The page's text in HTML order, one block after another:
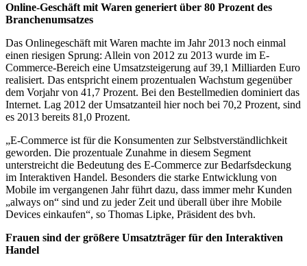
Online-Geschäft mit Waren generiert über 80 Prozent des
Branchenumsatzes
Das Onlinegeschäft mit Waren machte im Jahr 2013 noch einmal
einen riesigen Sprung: Allein von 2012 zu 2013 wurde im E-
Commerce-Bereich eine Umsatzsteigerung auf 39,1 Milliarden Euro
realisiert. Das entspricht einem prozentualen Wachstum gegenüber
dem Vorjahr von 41,7 Prozent. Bei den Bestellmedien dominiert das
Internet. Lag 2012 der Umsatzanteil hier noch bei 70,2 Prozent, sind
es 2013 bereits 81,0 Prozent.
„E-Commerce ist für die Konsumenten zur Selbstverständlichkeit
geworden. Die prozentuale Zunahme in diesem Segment
unterstreicht die Bedeutung des E-Commerce zur Bedarfsdeckung
im Interaktiven Handel. Besonders die starke Entwicklung von
Mobile im vergangenen Jahr führt dazu, dass immer mehr Kunden
„always on“ sind und zu jeder Zeit und überall über ihre Mobile
Devices einkaufen“, so Thomas Lipke, Präsident des bvh.
Frauen sind der größere Umsatzträger für den Interaktiven
Handel